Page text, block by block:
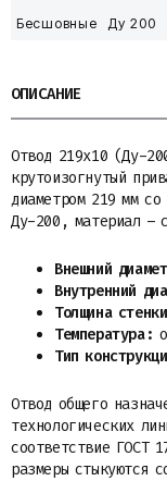
Бесшовные
Ду 200
ОПИСАНИЕ
Отвод 219х10 (Ду-
крутоизогнутый
диаметром 219 мм
Ду-200, материал –
Внешний
Внутренний
Толщина
Температура:
Тип
Отвод общего
технологических
соответствие ГОСТ
размеры стыкуются